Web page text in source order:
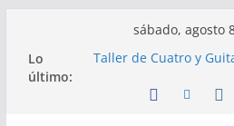
contenido
sábado, agosto
Lo
último:
Taller de Cuatro y
Inscripciones para